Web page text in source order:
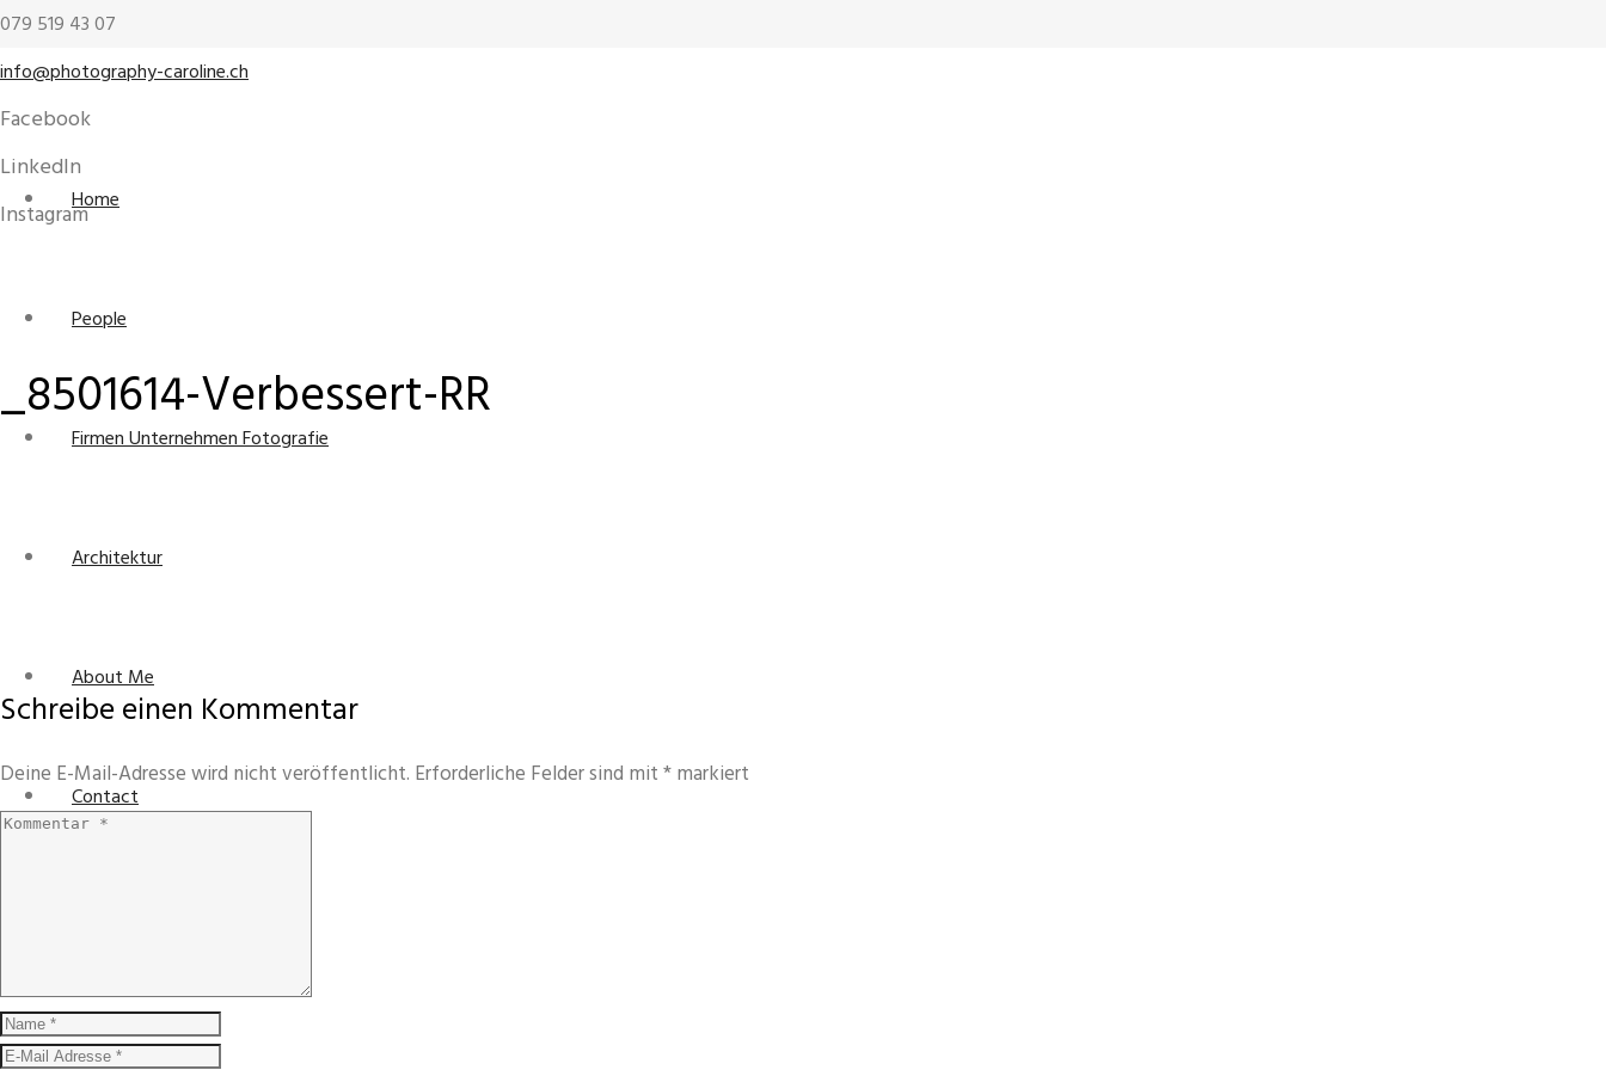
079 519 43 07
info@photography-caroline.ch
Facebook
LinkedIn
InstagramHome
People
Firmen Unternehmen Fotografie
Architektur
About Me
Contact
_8501614-Verbessert-RR
Schreibe einen Kommentar
Deine E-Mail-Adresse wird nicht veröffentlicht. Erforderliche Felder sind mit*markiert